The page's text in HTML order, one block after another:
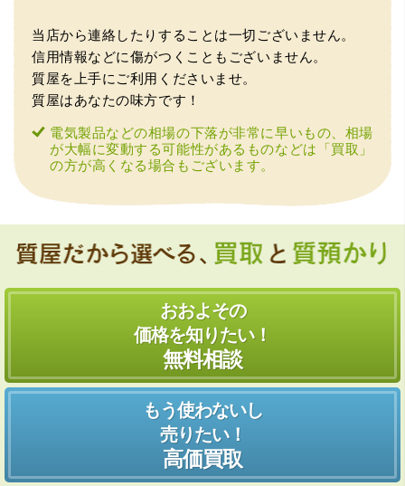
当店から連絡したりすることは一切ございません。
信用情報などに傷がつくこともございません。
質屋を上手にご利用くださいませ。
質屋はあなたの味方です！
電気製品などの相場の下落が非常に早いもの、相場
が大幅に変動する可能性があるものなどは「買取」
の方が高くなる場合もございます。
おおよその
価格を知りたい！
無料相談
もう使わないし
売りたい！
高価買取